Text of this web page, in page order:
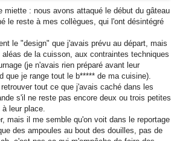
miette : nous avons attaqué le début du gâteau
le reste à mes collègues, qui l'ont désintégré
le "design" que j'avais prévu au départ, mais
de la cuisson, aux contraintes techniques
(je n'avais rien préparé avant leur
que je range tout le b***** de ma cuisine).
tout ce que j'avais caché dans les
s'il ne reste pas encore deux ou trois petites
leur place.
mais il me semble qu'on voit dans le reportage
des ampoules au bout des douilles, pas de